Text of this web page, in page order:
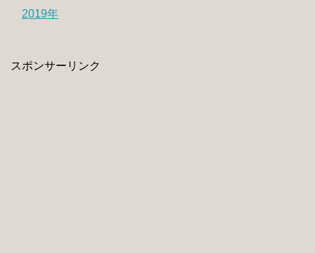
2019年
スポンサーリンク